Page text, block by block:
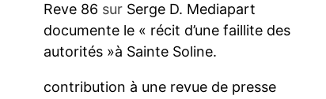
Reve 86 sur Serge D. Mediapart
documente le « récit d’une faillite des
autorités »à Sainte Soline.
contribution à une revue de presse